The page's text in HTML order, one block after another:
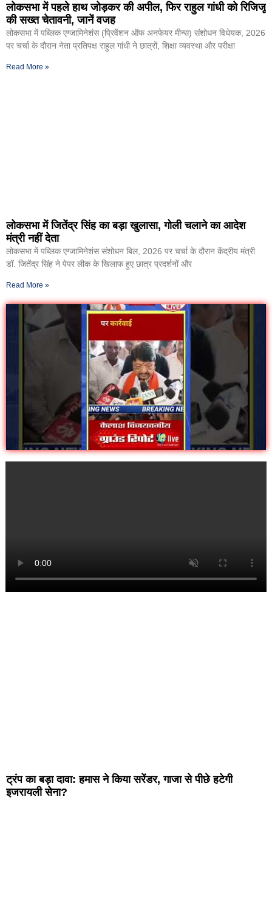
लोकसभा में पहले हाथ जोड़कर की अपील, फिर राहुल गांधी को रिजिजू
की सख्त चेतावनी, जानें वजह
लोकसभा में पब्लिक एग्जामिनेशंस (प्रिवेंशन ऑफ अनफेयर मीन्स) संशोधन विधेयक, 2026
पर चर्चा के दौरान नेता प्रतिपक्ष राहुल गांधी ने छात्रों, शिक्षा व्यवस्था और परीक्षा
Read More »
लोकसभा में जितेंद्र सिंह का बड़ा खुलासा, गोली चलाने का आदेश
मंत्री नहीं देता
लोकसभा में पब्लिक एग्जामिनेशंस संशोधन बिल, 2026 पर चर्चा के दौरान केंद्रीय मंत्री
डॉ. जितेंद्र सिंह ने पेपर लीक के खिलाफ हुए छात्र प्रदर्शनों और
Read More »
ट्रंप का बड़ा दावा: हमास ने किया सरेंडर, गाजा से पीछे हटेगी
इजरायली सेना?